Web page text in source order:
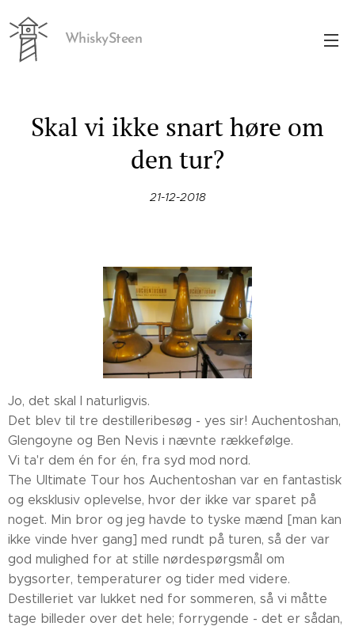
WhiskySteen
Skal vi ikke snart høre om
den tur?
21-12-2018
Jo, det skal I naturligvis.
Det blev til tre destilleribesøg - yes sir! Auchentoshan,
Glengoyne og Ben Nevis i nævnte rækkefølge.
Vi ta'r dem én for én, fra syd mod nord.
The Ultimate Tour hos Auchentoshan var en fantastisk
og eksklusiv oplevelse, hvor der ikke var sparet på
noget. Min bror og jeg havde to tyske mænd [man kan
ikke vinde hver gang] med rundt på turen, så der var
god mulighed for at stille nørdespørgsmål om
bygsorter, temperaturer og tider med videre.
Destilleriet var lukket ned for sommeren, så vi måtte
tage billeder over det hele; forrygende - det er sådan,